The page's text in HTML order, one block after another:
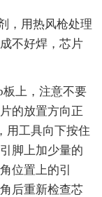
用热风枪处理
不好焊，芯片
上，注意不要
的放置方向正
用工具向下按住
脚上加少量的
位置上的引
后重新检查芯